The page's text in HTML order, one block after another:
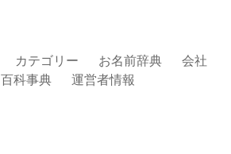
カテゴリー お名前辞典
会社
百科事典 運営者情報